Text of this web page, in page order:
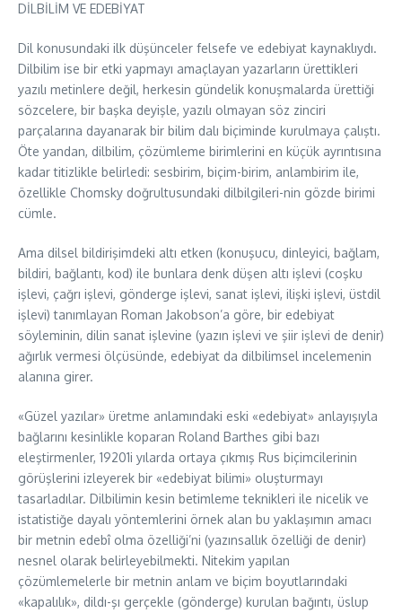
DİLBİLİM VE EDEBİYAT
Dil konusundaki ilk düşünceler felsefe ve edebiyat kaynaklıydı.
Dilbilim ise bir etki yapmayı amaçlayan yazarların ürettikleri
yazılı metinlere değil, herkesin gündelik konuşmalarda ürettiği
sözcelere, bir başka deyişle, yazılı olmayan söz zinciri
parçalarına dayanarak bir bilim dalı biçiminde kurulmaya çalıştı.
Öte yandan, dilbilim, çözümleme birimlerini en küçük ayrıntısına
kadar titizlikle belirledi: sesbirim, biçim-birim, anlambirim ile,
özellikle Chomsky doğrultusundaki dilbilgileri-nin gözde birimi
cümle.
Ama dilsel bildirişimdeki altı etken (konuşucu, dinleyici, bağlam,
bildiri, bağlantı, kod) ile bunlara denk düşen altı işlevi (coşku
işlevi, çağrı işlevi, gönderge işlevi, sanat işlevi, ilişki işlevi, üstdil
işlevi) tanımlayan Roman Jakobson’a göre, bir edebiyat
söyleminin, dilin sanat işlevine (yazın işlevi ve şiir işlevi de denir)
ağırlık vermesi ölçüsünde, edebiyat da dilbilimsel incelemenin
alanına girer.
«Güzel yazılar» üretme anlamındaki eski «edebiyat» anlayışıyla
bağlarını kesinlikle koparan Roland Barthes gibi bazı
eleştirmenler, 19201i yılarda ortaya çıkmış Rus biçimcilerinin
görüşlerini izleyerek bir «edebiyat bilimi» oluşturmayı
tasarladılar. Dilbilimin kesin betimleme teknikleri ile nicelik ve
istatistiğe dayalı yöntemlerini örnek alan bu yaklaşımın amacı
bir metnin edebî olma özelliği’ni (yazınsallık özelliği de denir)
nesnel olarak belirleyebilmekti. Nitekim yapılan
çözümlemelerle bir metnin anlam ve biçim boyutlarındaki
«kapalılık», dildı-şı gerçekle (gönderge) kurulan bağıntı, üslup